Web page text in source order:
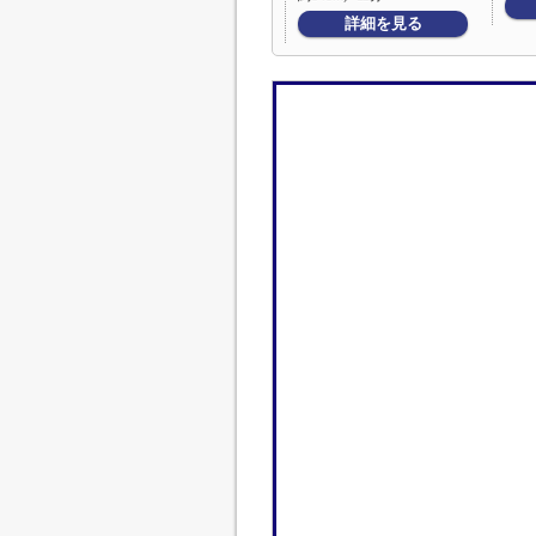
詳細を見る